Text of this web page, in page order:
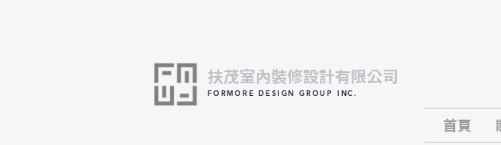
​扶茂室內裝修設計有限公司
FORMORE DESIGN GROUP INC.
首頁